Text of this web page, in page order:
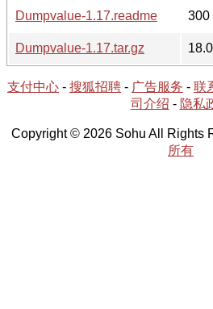
Dumpvalue-1.17.readme
300
Dumpvalue-1.17.tar.gz
支付中心 - 搜狐招聘 - 广告服务 - 联
司介绍 - 隐私
Copyright © 2026 Sohu All Rights
所有